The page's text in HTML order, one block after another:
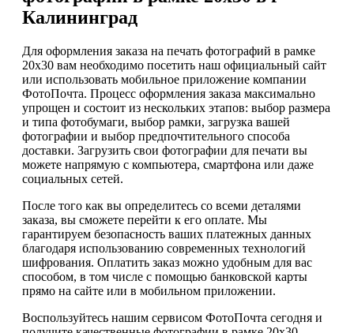
Калининград
Для оформления заказа на печать фотографий в рамке
20х30 вам необходимо посетить наш официальный сайт
или использовать мобильное приложение компании
ФотоПочта. Процесс оформления заказа максимально
упрощен и состоит из нескольких этапов: выбор размера
и типа фотобумаги, выбор рамки, загрузка вашей
фотографии и выбор предпочтительного способа
доставки. Загрузить свои фотографии для печати вы
можете напрямую с компьютера, смартфона или даже
социальных сетей.
После того как вы определитесь со всеми деталями
заказа, вы сможете перейти к его оплате. Мы
гарантируем безопасность ваших платежных данных
благодаря использованию современных технологий
шифрования. Оплатить заказ можно удобным для вас
способом, в том числе с помощью банковской карты
прямо на сайте или в мобильном приложении.
Воспользуйтесь нашим сервисом ФотоПочта сегодня и